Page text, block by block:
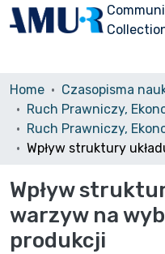
Home
Wpływ
warzyw na
produkcji